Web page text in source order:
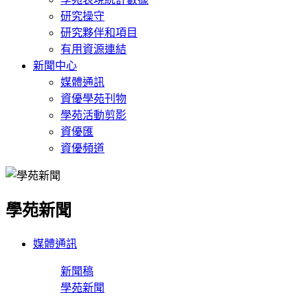
研究操守
研究夥伴和項目
有用資源連結
新聞中心
媒體通訊
資優學苑刊物
學苑活動剪影
資優匯
資優頻道
學苑新聞
媒體通訊
新聞稿
學苑新聞